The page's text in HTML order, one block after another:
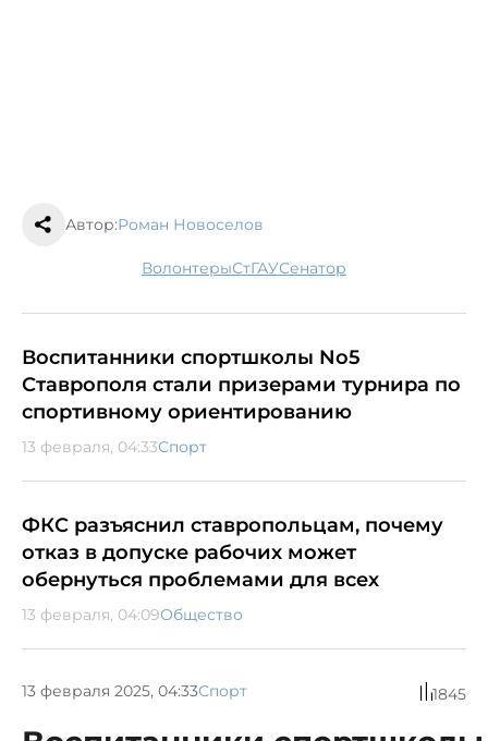
Автор:Роман Новоселов
волонтеры СтГАУ сенатор
Воспитанники спортшколы No5
Ставрополя стали призерами турнира по
спортивному ориентированию
13 февраля, 04:33Спорт
ФКС разъяснил ставропольцам, почему
отказ в допуске рабочих может
обернуться проблемами для всех
13 февраля, 04:09Общество
13 февраля 2025, 04:33Спорт 1845